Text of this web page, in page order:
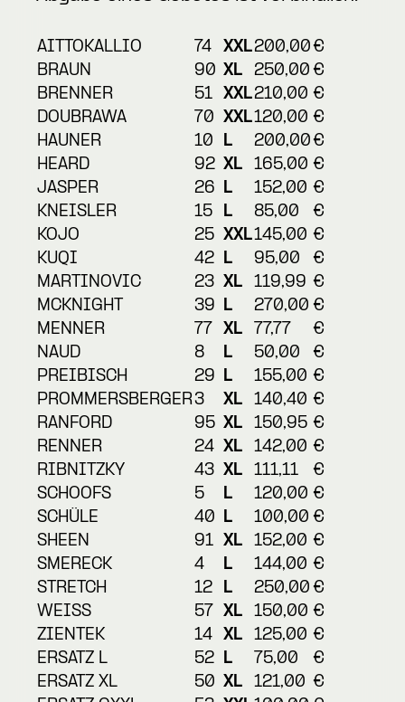
AITTOKALLIO 74 XXL200,00€
BRAUN
90 XL 250,00 €
BRENNER
51 XXL210,00 €
DOUBRAWA
70 XXL120,00 €
HAUNER
10 L 200,00€
HEARD
92 XL 165,00 €
JASPER
26 L 152,00 €
KNEISLER
15 L 85,00
€
KOJO
25 XXL145,00 €
KUQI
42 L 95,00
€
MARTINOVIC
23 XL 119,99 €
MCKNIGHT
39 L 270,00 €
MENNER
77 XL 77,77
€
NAUD
8 L 50,00
€
PREIBISCH
29 L 155,00 €
PROMMERSBERGER3 XL 140,40 €
RANFORD
95 XL 150,95 €
RENNER
24 XL 142,00 €
RIBNITZKY
43 XL 111,11
€
SCHOOFS
5 L 120,00 €
SCHÜLE
40 L 100,00 €
SHEEN
91 XL 152,00 €
SMERECK
4 L 144,00 €
STRETCH
12 L 250,00 €
WEISS
57 XL 150,00 €
ZIENTEK
14 XL 125,00 €
ERSATZ L
52 L 75,00
€
ERSATZ XL
50 XL 121,00 €